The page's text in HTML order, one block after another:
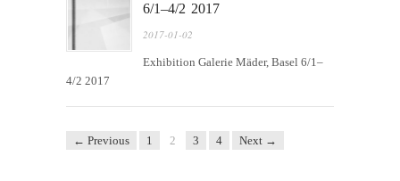
6/1–4/2 2017
2017-01-02
Exhibition Galerie Mäder, Basel 6/1–
4/2 2017
← Previous 1 2 3 4 Next →